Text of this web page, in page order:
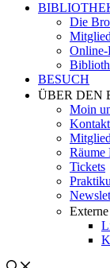
Die
BESUCH
ÜBER DEN
Moin
Kontakt
Räume
Tickets